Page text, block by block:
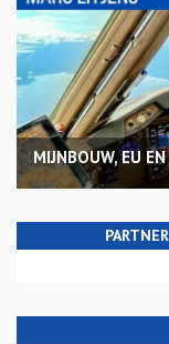
MIJNBOUW, EU